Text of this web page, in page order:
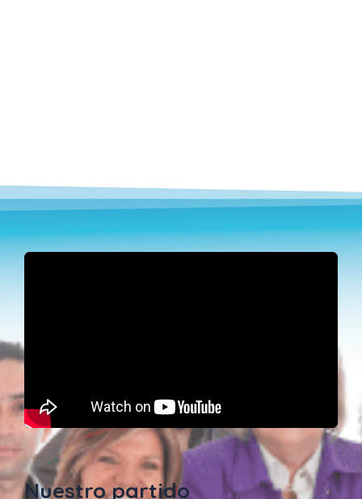
Nuestro partido